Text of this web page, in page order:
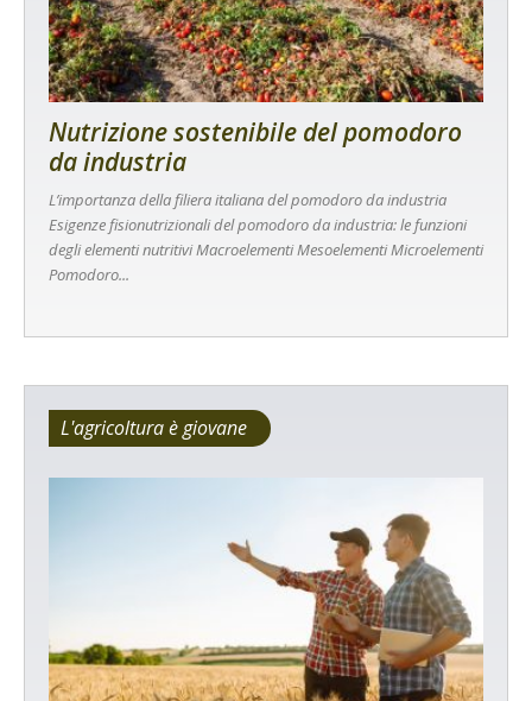
Nutrizione sostenibile del pomodoro
da industria
L’importanza della filiera italiana del pomodoro da industria
Esigenze fisionutrizionali del pomodoro da industria: le funzioni
degli elementi nutritivi Macroelementi Mesoelementi Microelementi
Pomodoro...
L'agricoltura è giovane